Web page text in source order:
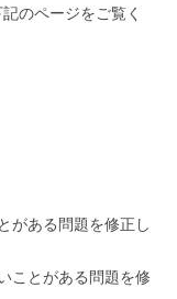
のページをご覧く
がある問題を修正し
ことがある問題を修